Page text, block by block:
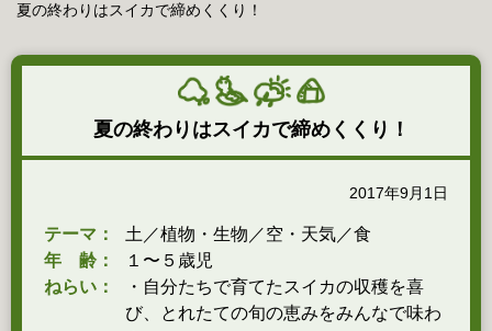
夏の終わりはスイカで締めくくり！
夏の終わりはスイカで締めくくり！
2017年9月1日
テーマ：
土／植物・生物／空・天気／食
年 齢：
１〜５歳児
ねらい：
・自分たちで育てたスイカの収穫を喜
び、とれたての旬の恵みをみんなで味わ